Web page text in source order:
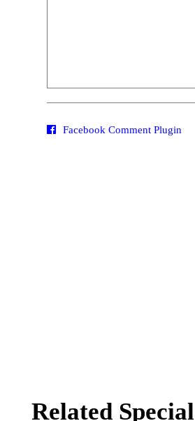
Facebook Comment Plugin
Related Special